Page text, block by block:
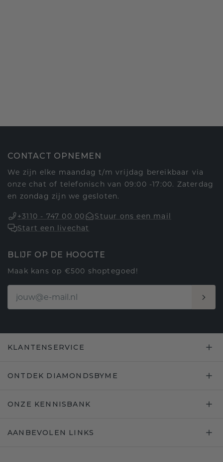
CONTACT OPNEMEN
We zijn elke maandag t/m vrijdag bereikbaar via
onze chat of telefonisch van 09:00 -17:00. Zaterdag
en zondag zijn we gesloten.
+3110 - 747 00 00
Stuur ons een mail
Start een livechat
BLIJF OP DE HOOGTE
Maak kans op €500 shoptegoed!
KLANTENSERVICE
ONTDEK DIAMONDSBYME
ONZE KENNISBANK
AANBEVOLEN LINKS